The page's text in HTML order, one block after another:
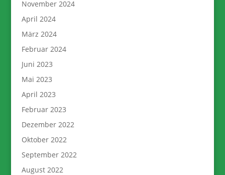
November 2024
April 2024
März 2024
Februar 2024
Juni 2023
Mai 2023
April 2023
Februar 2023
Dezember 2022
Oktober 2022
September 2022
August 2022